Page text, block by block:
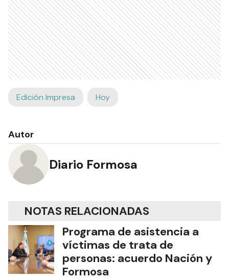
Edición Impresa Hoy
Autor
Diario Formosa
NOTAS RELACIONADAS
Programa de asistencia a
víctimas de trata de
personas: acuerdo Nación y
Formosa